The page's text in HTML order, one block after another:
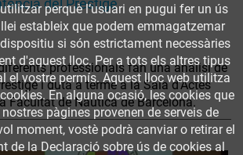
del Prestige
professionals fan una anàlisi de
i duta a terme a la Sala d'Actes
Facultat de Nàutica de Barcelona.
perquè l’usuari en pugui fer un ús
estableix que podem emmagatzemar
si són estrictament necessàries
d'aquest lloc. Per a tots els altres tipus
el vostre permís. Aquest lloc web utilitza
En alguna ocasió, les cookies que
pàgines provenen de serveis de
moment, vostè podrà canviar o retirar el
de la Declaració sobre ús de cookies al